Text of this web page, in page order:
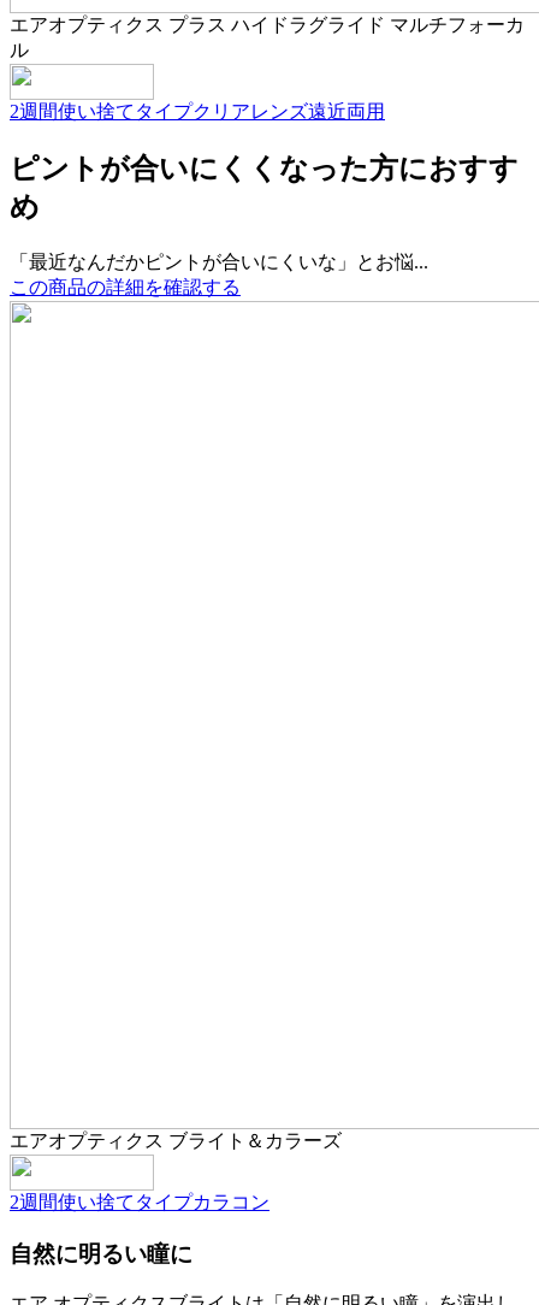
エアオプティクス プラス ハイドラグライド マルチフォーカ
ル
2週間使い捨てタイプクリアレンズ遠近両用
ピントが合いにくくなった方におすす
め
「最近なんだかピントが合いにくいな」とお悩...
この商品の詳細を確認する
エアオプティクス ブライト＆カラーズ
2週間使い捨てタイプカラコン
自然に明るい瞳に